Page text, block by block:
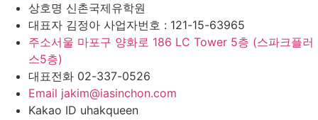
상호명 신촌국제유학원
대표자 김정아 사업자번호 : 121-15-63965
주소서울 마포구 양화로 186 LC Tower 5층 (스파크플러
스5층)
대표전화 02-337-0526
Email jakim@iasinchon.com
Kakao ID uhakqueen